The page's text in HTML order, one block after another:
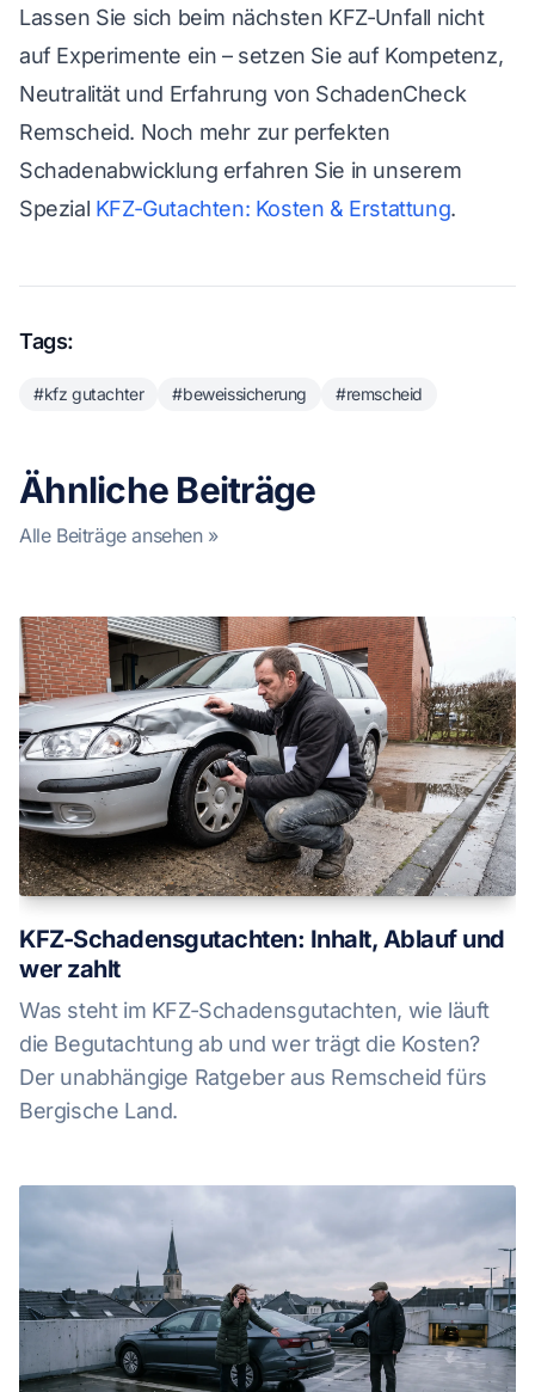
Lassen Sie sich beim nächsten KFZ-Unfall nicht
auf Experimente ein – setzen Sie auf Kompetenz,
Neutralität und Erfahrung von SchadenCheck
Remscheid. Noch mehr zur perfekten
Schadenabwicklung erfahren Sie in unserem
Spezial KFZ-Gutachten: Kosten & Erstattung.
Tags:
#kfz gutachter #beweissicherung #remscheid
Ähnliche Beiträge
Alle Beiträge ansehen »
KFZ-Schadensgutachten: Inhalt, Ablauf und
wer zahlt
Was steht im KFZ-Schadensgutachten, wie läuft
die Begutachtung ab und wer trägt die Kosten?
Der unabhängige Ratgeber aus Remscheid fürs
Bergische Land.